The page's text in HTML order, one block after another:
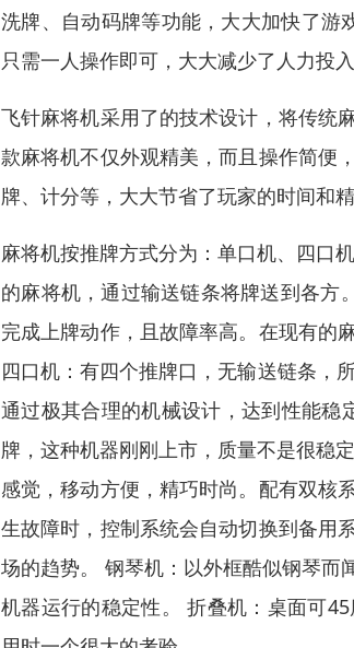
洗牌、自动码牌等功能，大大加快了游
只需一人操作即可，大大减少了人力投入
飞针麻将机采用了的技术设计，将传统
款麻将机不仅外观精美，而且操作简便
牌、计分等，大大节省了玩家的时间和精
麻将机按推牌方式分为：单口机、四口
的麻将机，通过输送链条将牌送到各方
完成上牌动作，且故障率高。在现有的
四口机：有四个推牌口，无输送链条，
通过极其合理的机械设计，达到性能
牌，这种机器刚刚上市，质量不是很稳
感觉，移动方便，精巧时尚。配有双核
生故障时，控制系统会自动切换到备用
场的趋势。 钢琴机：以外框酷似钢琴而
机器运行的稳定性。 折叠机：桌面可